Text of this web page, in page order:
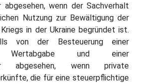
abgesehen, wenn der Sachverhalt
Nutzung zur Bewältigung der
in der Ukraine begründet ist.
von der Besteuerung einer
Wertabgabe und einer
abgesehen, wenn private
die für eine steuerpflichtige